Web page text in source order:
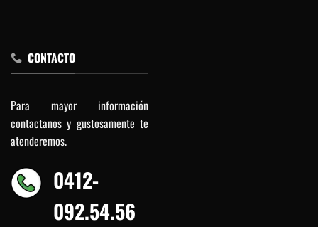
CONTACTO
Para mayor información
contactanos y gustosamente te
atenderemos.
0412-
092.54.56